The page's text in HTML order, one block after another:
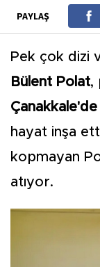
PAYLAŞ
Pek çok dizi
Bülent Polat,
Çanakkale'de
hayat inşa
kopmayan
atıyor.